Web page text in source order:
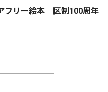
フリー絵本 区制100周年